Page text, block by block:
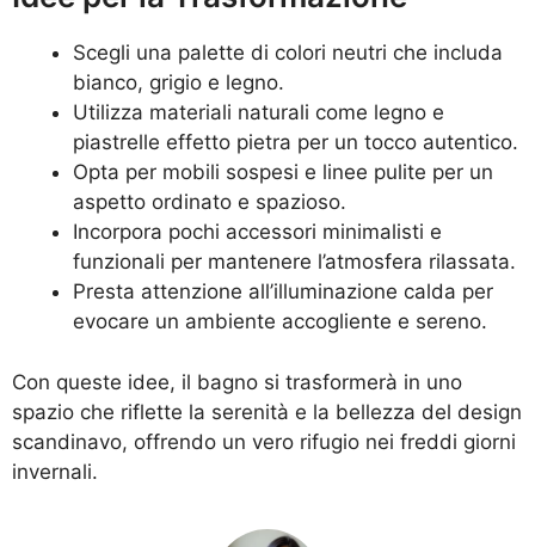
Scegli una palette di colori neutri che includa
bianco, grigio e legno.
Utilizza materiali naturali come legno e
piastrelle effetto pietra per un tocco autentico.
Opta per mobili sospesi e linee pulite per un
aspetto ordinato e spazioso.
Incorpora pochi accessori minimalisti e
funzionali per mantenere l’atmosfera rilassata.
Presta attenzione all’illuminazione calda per
evocare un ambiente accogliente e sereno.
Con queste idee, il bagno si trasformerà in uno
spazio che riflette la serenità e la bellezza del design
scandinavo, offrendo un vero rifugio nei freddi giorni
invernali.